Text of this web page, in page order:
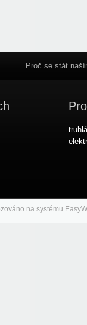
Proč se stát
na systému